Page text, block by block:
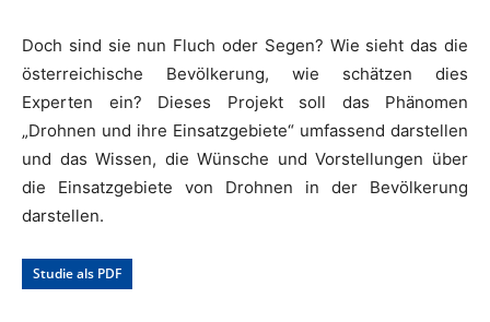
Doch sind sie nun Fluch oder Segen? Wie sieht das die
österreichische Bevölkerung, wie schätzen dies
Experten ein? Dieses Projekt soll das Phänomen
„Drohnen und ihre Einsatzgebiete“ umfassend darstellen
und das Wissen, die Wünsche und Vorstellungen über
die Einsatzgebiete von Drohnen in der Bevölkerung
darstellen.
Studie als PDF